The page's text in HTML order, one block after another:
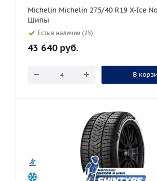
Michelin Michelin 275/40 R19 X-Ice North 4 105H
Шипы
Есть в наличии (25)
43 640 руб.
В